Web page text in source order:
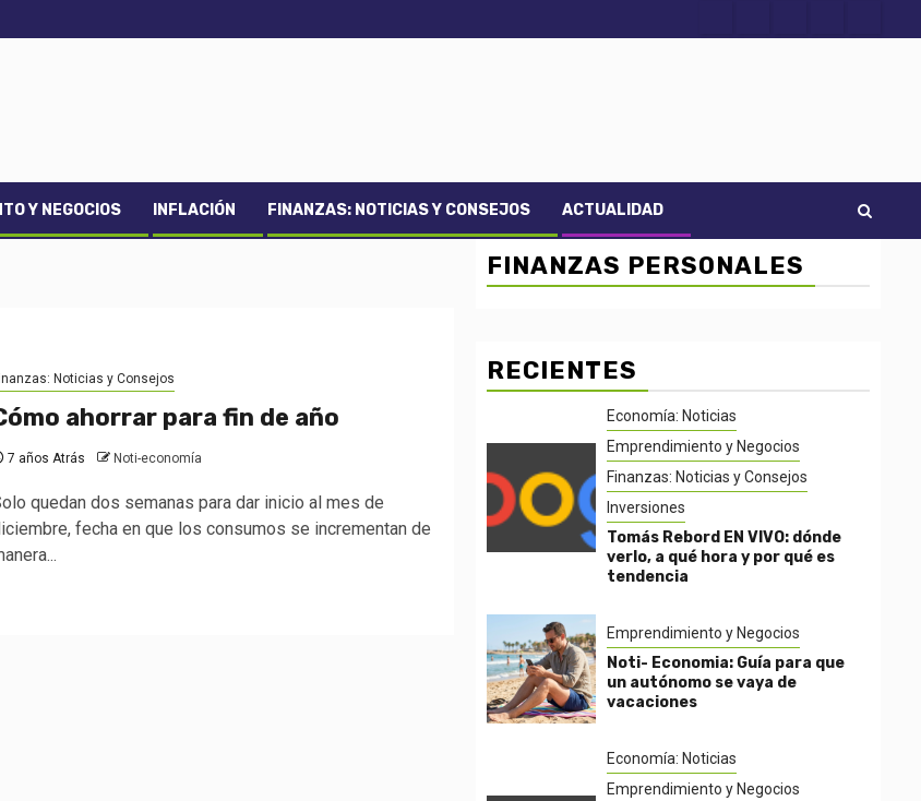
Y NEGOCIOS INFLACIÓN FINANZAS: NOTICIAS Y CONSEJOS ACTUALIDAD
Noticias y Consejos
ahorrar para fin de año
7 años Atrás Noti-economía
quedan dos semanas para dar inicio al mes de
fecha en que los consumos se incrementan de
FINANZAS PERSONALES
RECIENTES
Economía: Noticias
Emprendimiento y Negocios
Finanzas: Noticias y Consejos
Inversiones
Tomás Rebord EN VIVO: dónde
verlo, a qué hora y por qué es
tendencia
Emprendimiento y Negocios
Noti- Economia: Guía para que
un autónomo se vaya de
vacaciones
Economía: Noticias
Emprendimiento y Negocios